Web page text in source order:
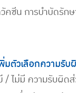
ซีน การบำบัดรักษ
ตัวเลือกความรั
/ ไม่มี ความรับผิด